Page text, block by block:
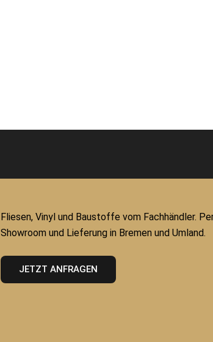
Fliesen, Vinyl und Baustoffe vom Fachhändler.
Showroom und Lieferung in Bremen und Umland.
JETZT ANFRAGEN